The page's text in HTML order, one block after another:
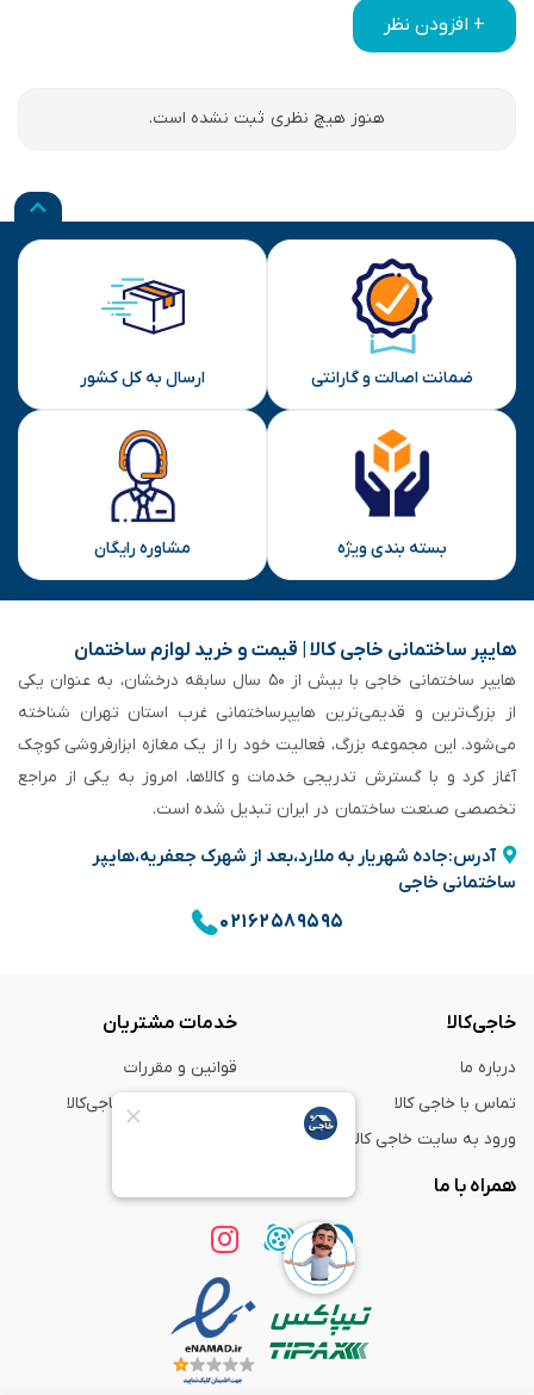
+ افزودن نظر
هنوز هیچ نظری ثبت نشده است.
ضمانت اصالت و گارانتی ارسال به کل کشور
بسته بندی ویژه مشاوره رایگان
هایپر ساختمانی خاجی‌ کالا | قیمت و خرید لوازم ساختمان
هایپر ساختمانی خاجی‌ با بیش از ۵۰ سال سابقه‌ درخشان، به عنوان یکی
از بزرگ‌ترین و قدیمی‌ترین هایپرساختمانی‌ غرب استان تهران شناخته
می‌شود. این مجموعه بزرگ، فعالیت خود را از یک مغازه ابزارفروشی کوچک
آغاز کرد و با گسترش تدریجی خدمات و کالاها، امروز به یکی از مراجع
تخصصی صنعت ساختمان در ایران تبدیل شده است.
آدرس:جاده شهریار به ملارد،بعد از شهرک جعفریه،هایپر
ساختمانی خاجی
۰۲۱۶۲۵۸۹۵۹۵
خاجی‌کالا
درباره ما
تماس با خاجی کالا
ورود به سایت خاجی‌ کالا
خدمات مشتریان
قوانین و مقررات
راهنمای خرید از خاجی‌کالا
همراه با ما